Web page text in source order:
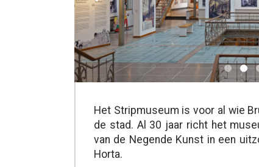
Het Stripmuseum is voor al wie
de stad. Al 30 jaar richt het
van de Negende Kunst in een
Horta.